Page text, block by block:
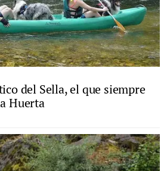
del Sella, el que siempre
Huerta